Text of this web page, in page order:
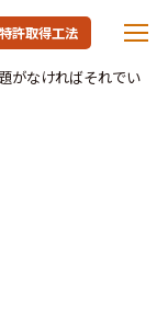
特許取得工法
がなければそれでい